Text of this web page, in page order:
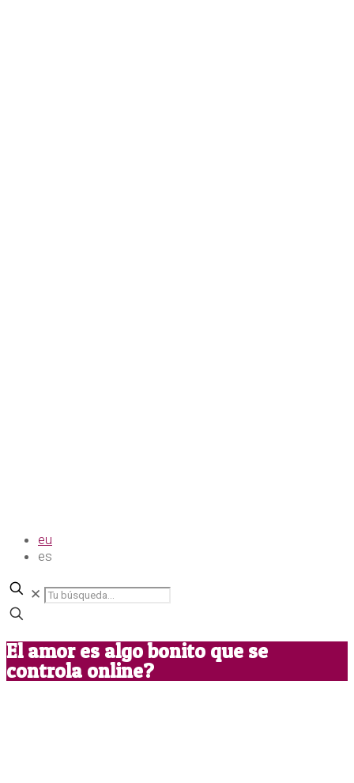
eu
es
✕
El amor es algo bonito que se
controla online?